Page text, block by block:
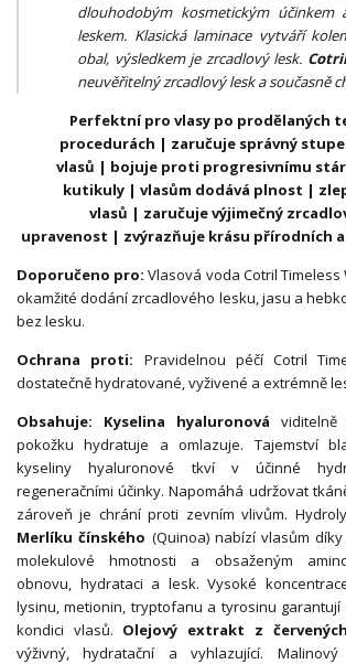
dlouhodobým kosmetickým účinkem
leskem. Klasická laminace vytváří
obal, výsledkem je zrcadlový lesk.
neuvěřitelný zrcadlový lesk a současně
Perfektní pro vlasy po prodělaných
procedurách | zaručuje správný
vlasů | bojuje proti progresivnímu
kutikuly | vlasům dodává plnost |
vlasů | zaručuje výjimečný
upravenost | zvýrazňuje krásu přírodních a
Doporučeno pro:Vlasová voda Cotril
okamžité dodání zrcadlového lesku, jasu a
bez lesku.
Ochrana proti: Pravidelnou péčí Cotril
dostatečně hydratované, vyživené a extrémně
Obsahuje: Kyselina hyaluronová
pokožku hydratuje a omlazuje. Tajemství
kyseliny hyaluronové tkví v účinné
regeneračními účinky. Napomáhá udržovat
zároveň je chrání proti zevním vlivům.
Merlíku čínského (Quinoa) nabízí vlasům
molekulové hmotnosti a obsaženým
obnovu, hydrataci a lesk. Vysoké
lysinu, metionin, tryptofanu a tyrosinu garantují
kondici vlasů. Olejový extrakt z
výživný, hydratační a vyhlazující.